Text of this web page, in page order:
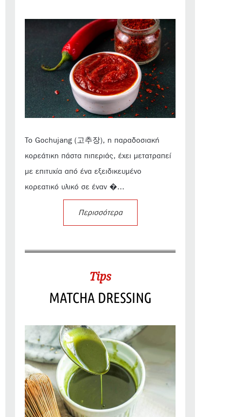
Το Gochujang (고추장), η παραδοσιακή
κορεάτικη πάστα πιπεριάς, έχει μετατραπεί
με επιτυχία από ένα εξειδικευμένο
κορεατικό υλικό σε έναν �...
Περισσότερα
Tips
MATCHA DRESSING